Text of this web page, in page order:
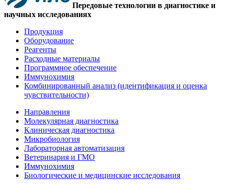
Передовые технологии в диагностике и
научных исследованиях
Продукция
Оборудование
Реагенты
Расходные материалы
Программное обеспечение
Иммунохимия
Комбинированный анализ (идентификация и оценка
чувствительности)
Направления
Молекулярная диагностика
Клиническая диагностика
Микробиология
Лабораторная автоматизация
Ветеринария и ГМО
Иммунохимия
Биологические и медицинские исследования